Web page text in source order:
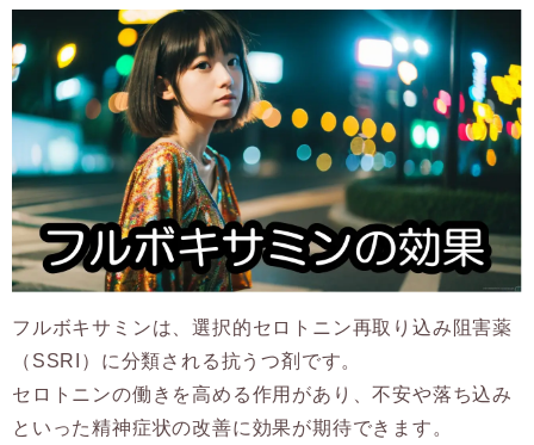
フルボキサミンは、選択的セロトニン再取り込み阻害薬
（SSRI）に分類される抗うつ剤です。
セロトニンの働きを高める作用があり、不安や落ち込み
といった精神症状の改善に効果が期待できます。